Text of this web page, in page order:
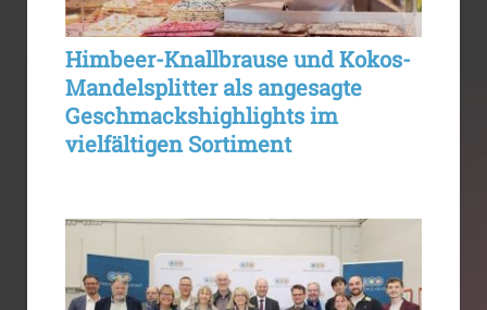
Himbeer-Knallbrause und Kokos-
Mandelsplitter als angesagte
Geschmackshighlights im
vielfältigen Sortiment